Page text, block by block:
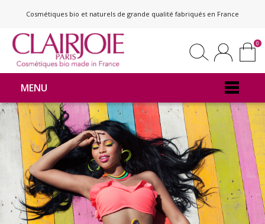
Cosmétiques bio et naturels de grande qualité fabriqués en France
0
MENU